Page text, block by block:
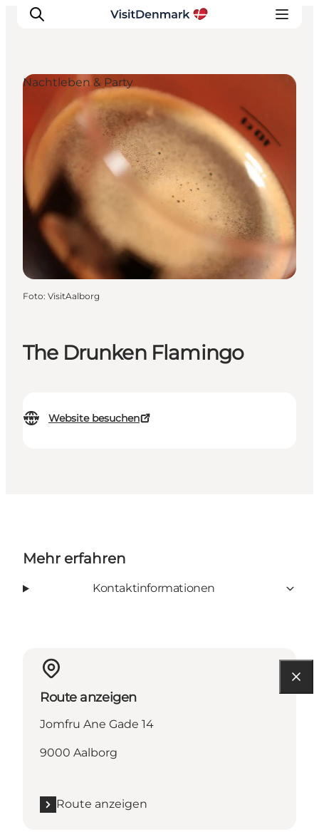
Inspiration
Regionen
Erlebnisse
Unterkünfte
Reiseplanung
The Drunken Flamingo
Website besuchen
Nachtleben & Party
Foto: VisitAalborg
Mehr erfahren
Kontaktinformationen
Route anzeigen
Jomfru Ane Gade 14
9000 Aalborg
Route anzeigen